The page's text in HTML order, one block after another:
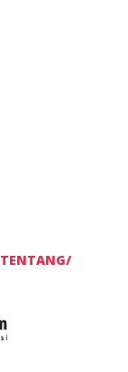
TENTANG/